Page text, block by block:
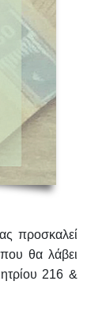
προσκαλεί
θα λάβει
216 &